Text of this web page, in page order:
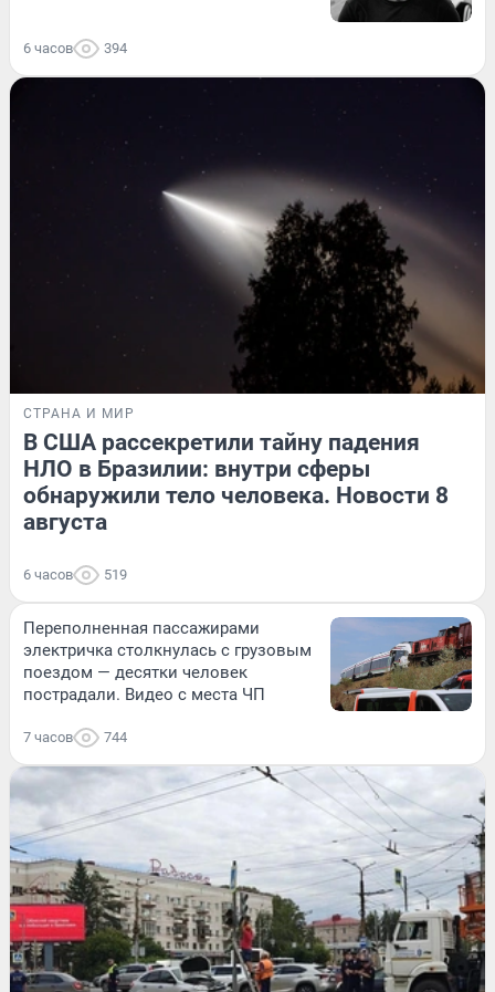
6 часов 394
СТРАНА И МИР
В США рассекретили тайну падения
НЛО в Бразилии: внутри сферы
обнаружили тело человека. Новости 8
августа
6 часов 519
Переполненная пассажирами
электричка столкнулась с грузовым
поездом — десятки человек
пострадали. Видео с места ЧП
7 часов 744